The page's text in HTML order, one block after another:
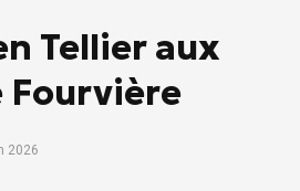
Tellier aux
Fourvière
2026